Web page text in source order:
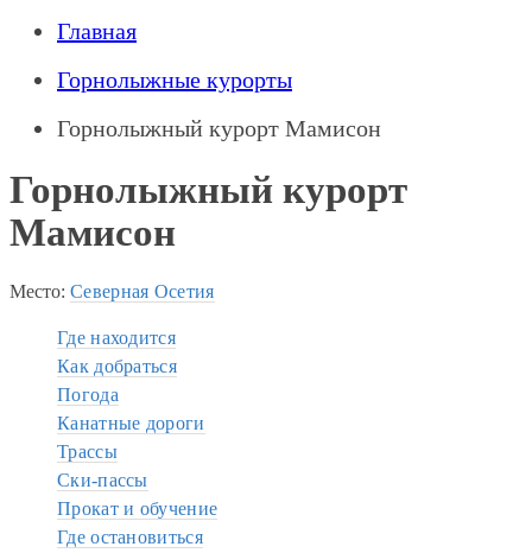
Главная
Горнолыжные курорты
Горнолыжный курорт Мамисон
Горнолыжный курорт
Мамисон
Место: Северная Осетия
Где находится
Как добраться
Погода
Канатные дороги
Трассы
Ски-пассы
Прокат и обучение
Где остановиться